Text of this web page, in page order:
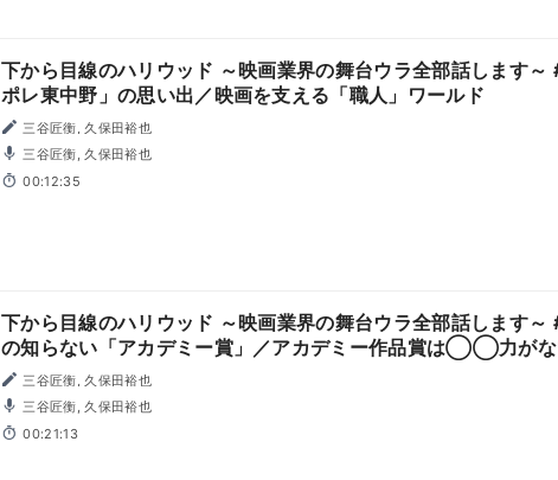
下から目線のハリウッド ～映画業界の舞台ウラ全部話します～
ポレ東中野」の思い出／映画を支える「職人」ワールド
三谷匠衡, 久保田裕也
三谷匠衡, 久保田裕也
00:12:35
下から目線のハリウッド ～映画業界の舞台ウラ全部話します
の知らない「アカデミー賞」／アカデミー作品賞は◯◯力がな
い？三谷匠衡, 久保田裕也
三谷匠衡, 久保田裕也
00:21:13